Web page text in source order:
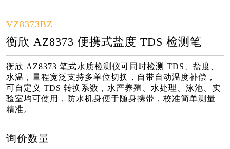
VZ8373BZ
衡欣 AZ8373 便携式盐度 TDS 检测笔
衡欣 AZ8373 笔式水质检测仪可同时检测 TDS、盐度、
水温，量程宽泛支持多单位切换，自带自动温度补偿，
可自定义 TDS 转换系数，水产养殖、水处理、泳池、实
验室均可使用，防水机身便于随身携带，校准简单测量
精准。
询价数量